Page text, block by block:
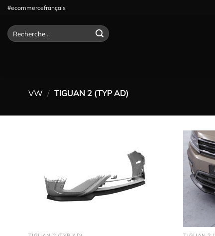
Passer
contenu
#ecommercefrançais
Recherche
pour :
VW / TIGUAN 2 (TYP AD)